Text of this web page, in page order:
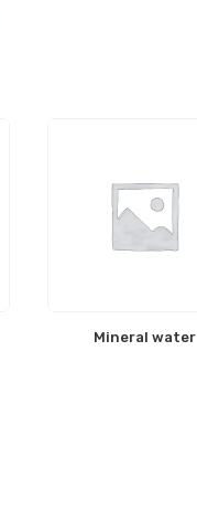
Mineral water